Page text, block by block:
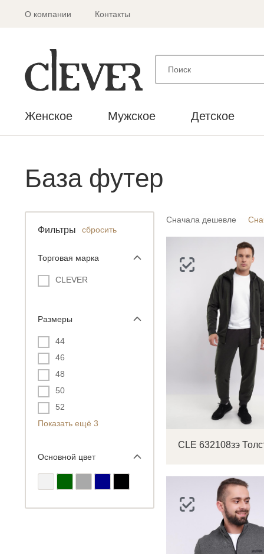
О компании Контакты
Женское Мужское Детское
База футер
Фильтры сбросить
Торговая марка
CLEVER
Размеры
44
46
48
50
52
Показать ещё 3
Основной цвет
Сначала дешевле